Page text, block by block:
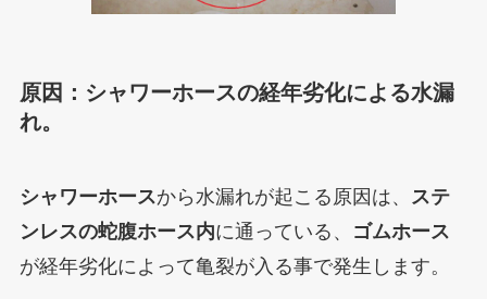
原因：シャワーホースの経年劣化による水漏
れ。
シャワーホースから水漏れが起こる原因は、 ステ
ンレスの蛇腹ホース内に通っている、
ゴムホース
が経年劣化によって亀裂が入る事で発生します。